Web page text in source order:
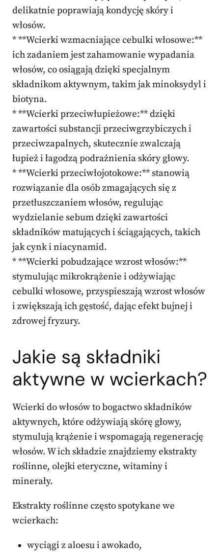
delikatnie poprawiają kondycję skóry i
włosów.
* **Wcierki wzmacniające cebulki włosowe:**
ich zadaniem jest zahamowanie wypadania
włosów, co osiągają dzięki specjalnym
składnikom aktywnym, takim jak minoksydyl i
biotyna.
* **Wcierki przeciwłupieżowe:** dzięki
zawartości substancji przeciwgrzybiczych i
przeciwzapalnych, skutecznie zwalczają
łupież i łagodzą podrażnienia skóry głowy.
* **Wcierki przeciwłojotokowe:** stanowią
rozwiązanie dla osób zmagających się z
przetłuszczaniem włosów, regulując
wydzielanie sebum dzięki zawartości
składników matujących i ściągających, takich
jak cynk i niacynamid.
* **Wcierki pobudzające wzrost włosów:**
stymulując mikrokrążenie i odżywiając
cebulki włosowe, przyspieszają wzrost włosów
i zwiększają ich gęstość, dając efekt bujnej i
zdrowej fryzury.
Jakie są składniki
aktywne w wcierkach?
Wcierki do włosów to bogactwo składników
aktywnych, które odżywiają skórę głowy,
stymulują krążenie i wspomagają regenerację
włosów. W ich składzie znajdziemy ekstrakty
roślinne, olejki eteryczne, witaminy i
minerały.
Ekstrakty roślinne często spotykane we
wcierkach:
wyciągi z aloesu i awokado,